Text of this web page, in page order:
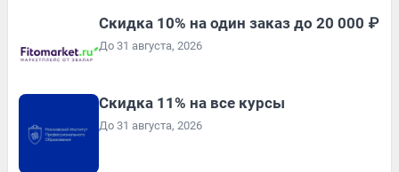
Скидка 10% на один заказ до 20 000 ₽
До 31 августа, 2026
Скидка 11% на все курсы
До 31 августа, 2026